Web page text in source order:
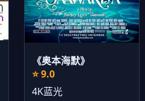
《奥本海默》
⭐ 9.0
4K蓝光